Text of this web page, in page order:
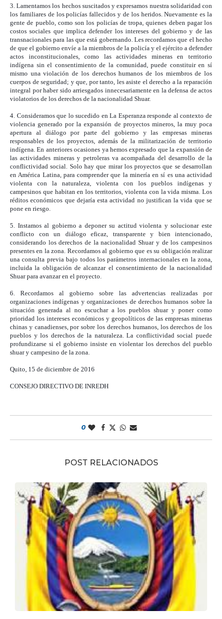
3. Lamentamos los hechos suscitados y expresamos nuestra solidaridad con
los familiares de los policías fallecidos y de los heridos. Nuevamente es la
gente de pueblo, como son los policías de tropa, quienes deben pagar los
costos sociales que implica defender los intereses del gobierno y de las
transnacionales para las que está gobernando. Les recordamos que el hecho
de que el gobierno envíe a la miembros de la policía y el ejército a defender
actos inconstitucionales, como las actividades mineras en territorio
indígena sin el consentimiento de la comunidad, puede constituir en sí
mismo una violación de los derechos humanos de los miembros de los
cuerpos de seguridad; y que, por tanto, les asiste el derecho a la reparación
integral por haber sido arriesgados innecesariamente en la defensa de actos
violatorios de los derechos de la nacionalidad Shuar.
4. Consideramos que lo sucedido en La Esperanza responde al contexto de
violencia generado por la expansión de proyectos mineros, la muy poca
apertura al diálogo por parte del gobierno y las empresas mineras
responsables de los proyectos, además de la militarización de territorio
indígena. En anteriores ocasiones ya hemos expresado que la expansión de
las actividades mineras y petroleras va acompañada del desarrollo de la
conflictividad social. Solo hay que mirar los proyectos que se desarrollan
en América Latina, para comprender que la minería en sí es una actividad
violenta con la naturaleza, violenta con los pueblos indígenas y
campesinos que habitan en los territorios, violenta con la vida misma. Los
réditos económicos que dejaría esta actividad no justifican la vida que se
pone en riesgo.
5. Instamos al gobierno a deponer su actitud violenta y solucionar este
conflicto con un diálogo eficaz, transparente y bien intencionado,
considerando los derechos de la nacionalidad Shuar y de los campesinos
presentes en la zona. Recordamos al gobierno que es su obligación realizar
una consulta previa bajo todos los parámetros internacionales en la zona,
incluida la obligación de alcanzar el consentimiento de la nacionalidad
Shuar para avanzar en el proyecto.
6. Recordamos al gobierno sobre las advertencias realizadas por
organizaciones indígenas y organizaciones de derechos humanos sobre la
situación generada al no escuchar a los pueblos shuar y poner como
prioridad los intereses económicos y geopolíticos de las empresas mineras
chinas y canadienses, por sobre los derechos humanos, los derechos de los
pueblos y los derechos de la naturaleza. La conflictividad social puede
profundizarse si el gobierno insiste en violentar los derechos del pueblo
shuar y campesino de la zona.
Quito, 15 de diciembre de 2016
CONSEJO DIRECTIVO DE INREDH
0
POST RELACIONADOS